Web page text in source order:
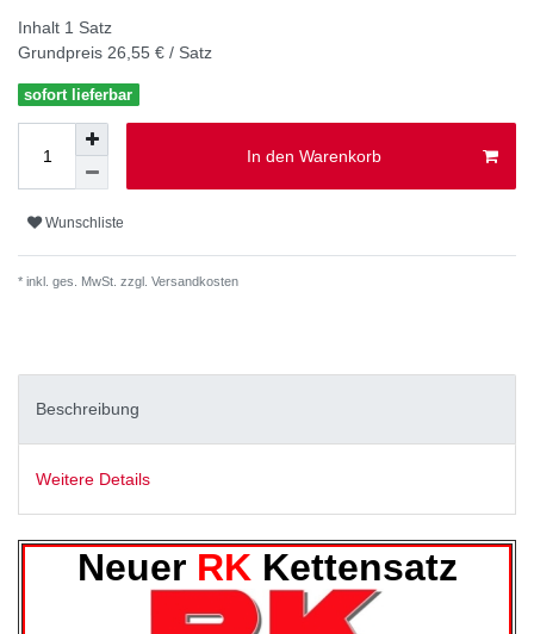
Inhalt 1 Satz
Grundpreis 26,55 € / Satz
sofort lieferbar
In den Warenkorb
Wunschliste
* inkl. ges. MwSt. zzgl. Versandkosten
Beschreibung
Weitere Details
NeuerRK Kettensatz